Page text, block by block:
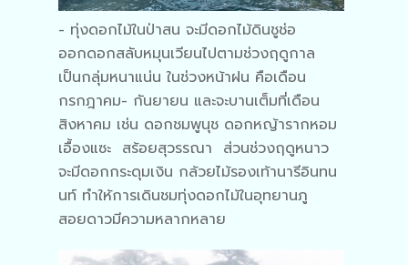
- ทุ่งดอกไม้ในป่าสน จะมีดอกไม้ดินชูช่อ
ออกดอกสลับหมุนเวียนไปตามช่วงฤดูกาล
เป็นกลุ่มหนาแน่น ในช่วงหน้าฝน คือเดือน
กรกฎาคม- กันยายน และจะบานเต็มที่เดือน
สิงหาคม เช่น ดอกชมพูนุช ดอกหญ้ารากหอม
เอื้องแซะ สร้อยสุวรรณา ส่วนช่วงฤดูหนาว
จะมีดอกกระดุมเงิน กล้วยไม้รองเท้านารีอินทน
นท์ ทำให้การเดินชมทุ่งดอกไม้ในอุทยานภู
สอยดาวมีความหลากหลาย